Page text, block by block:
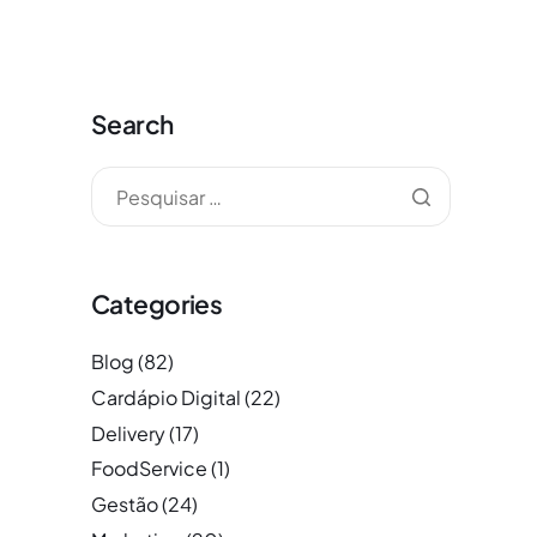
Search
Categories
Blog(82)
Cardápio Digital(22)
Delivery(17)
FoodService(1)
Gestão(24)